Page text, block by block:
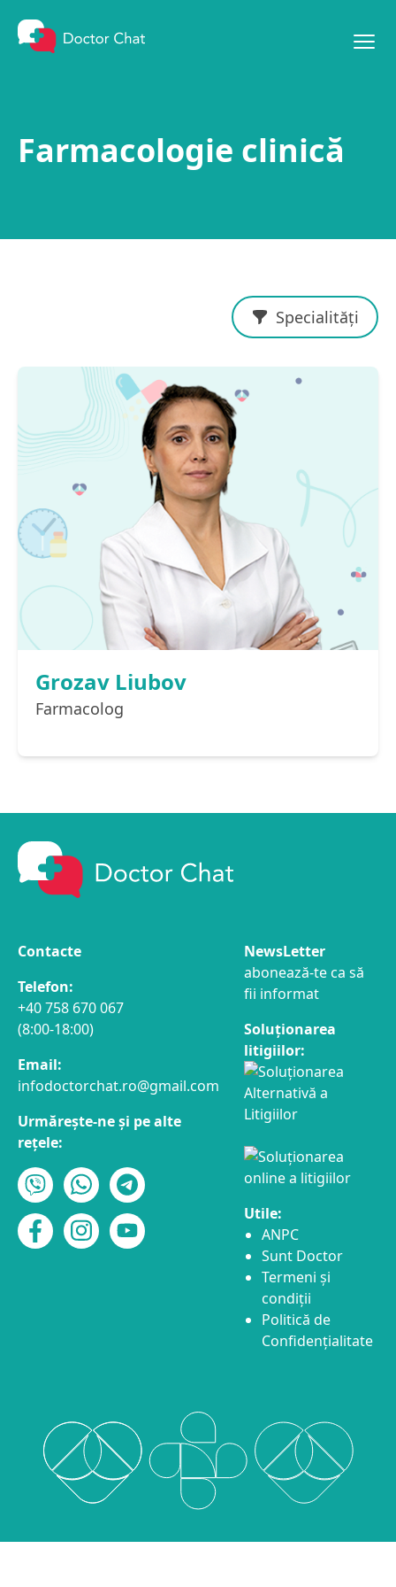
Farmacologie clinică
Specialități
Grozav Liubov
Farmacolog
Contacte
Telefon:
+40 758 670 067
(8:00-18:00)
Email:
infodoctorchat.ro@gmail.com
Urmărește-ne și pe alte
rețele:
NewsLetter
abonează-te ca să
fii informat
Soluționarea
litigiilor:
Utile:
ANPC
Sunt Doctor
Termeni și
condiții
Politică de
Confidențialitate